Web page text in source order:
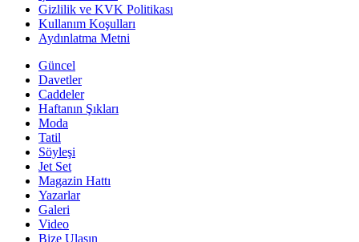
Gizlilik ve KVK Politikası
Kullanım Koşulları
Aydınlatma Metni
Güncel
Davetler
Caddeler
Haftanın Şıkları
Moda
Tatil
Söyleşi
Jet Set
Magazin Hattı
Yazarlar
Galeri
Video
Bize Ulaşın